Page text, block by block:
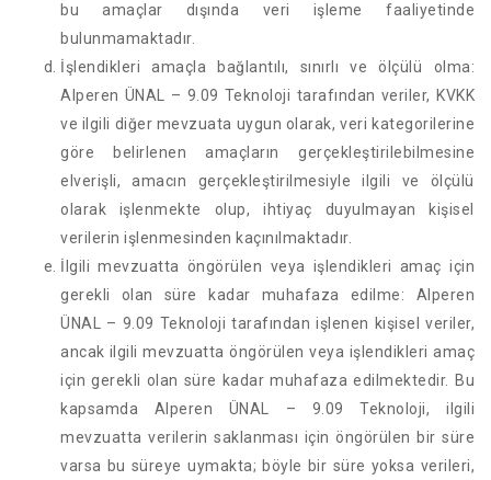
bu amaçlar dışında veri işleme faaliyetinde
bulunmamaktadır.
İşlendikleri amaçla bağlantılı, sınırlı ve ölçülü olma:
Alperen ÜNAL – 9.09 Teknoloji tarafından veriler, KVKK
ve ilgili diğer mevzuata uygun olarak, veri kategorilerine
göre belirlenen amaçların gerçekleştirilebilmesine
elverişli, amacın gerçekleştirilmesiyle ilgili ve ölçülü
olarak işlenmekte olup, ihtiyaç duyulmayan kişisel
verilerin işlenmesinden kaçınılmaktadır.
İlgili mevzuatta öngörülen veya işlendikleri amaç için
gerekli olan süre kadar muhafaza edilme: Alperen
ÜNAL – 9.09 Teknoloji tarafından işlenen kişisel veriler,
ancak ilgili mevzuatta öngörülen veya işlendikleri amaç
için gerekli olan süre kadar muhafaza edilmektedir. Bu
kapsamda Alperen ÜNAL – 9.09 Teknoloji, ilgili
mevzuatta verilerin saklanması için öngörülen bir süre
varsa bu süreye uymakta; böyle bir süre yoksa verileri,